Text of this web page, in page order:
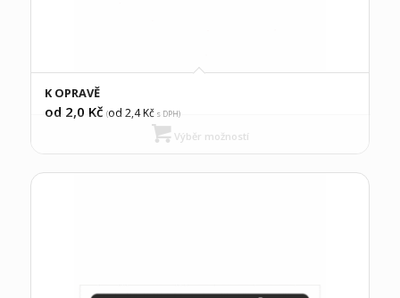
K OPRAVĚ
od 2,0 Kč (od 2,4Kčs DPH)
Výběr možností